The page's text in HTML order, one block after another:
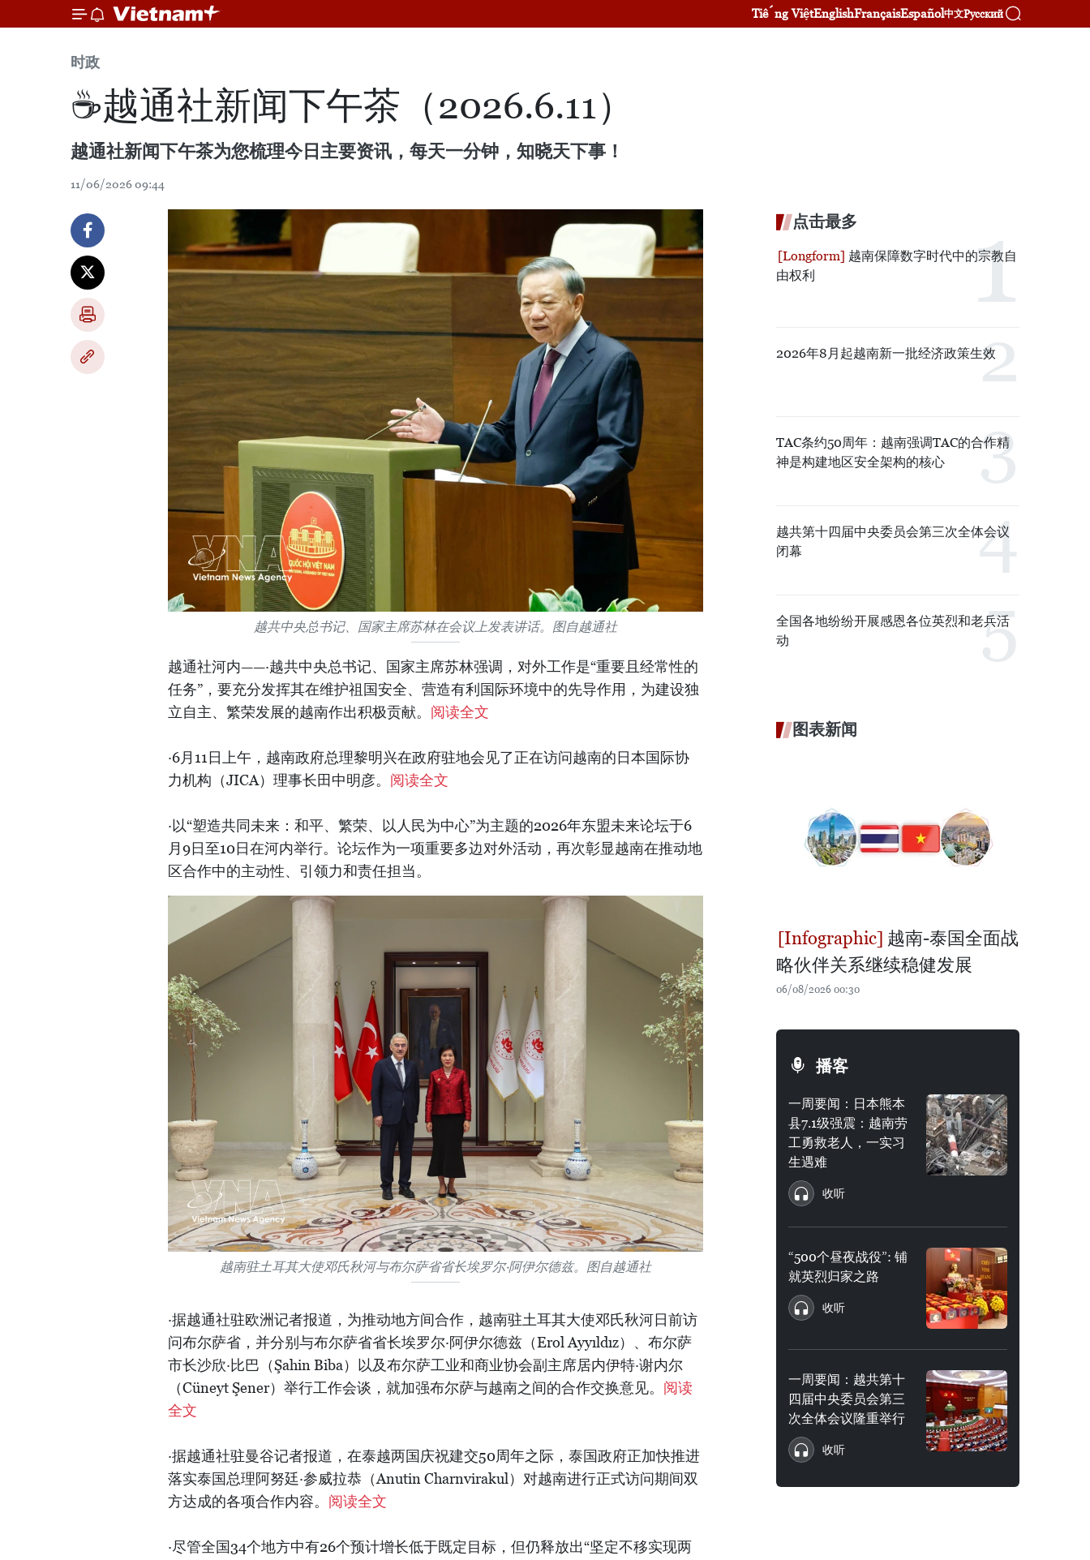
Tiếng ViệtEnglishFrançaisEspañol中文Русский
时政
☕️越通社新闻下午茶（2026.6.11）
越通社新闻下午茶为您梳理今日主要资讯，每天一分钟，知晓天下事！
11/06/2026 09:44
越共中央总书记、国家主席苏林在会议上发表讲话。图自越通社
越通社河内——·越共中央总书记、国家主席苏林强调，对外工作是“重要且经常性的
任务”，要充分发挥其在维护祖国安全、营造有利国际环境中的先导作用，为建设独
立自主、繁荣发展的越南作出积极贡献。 阅读全文
·6月11日上午，越南政府总理黎明兴在政府驻地会见了正在访问越南的日本国际协
力机构（JICA）理事长田中明彦。 阅读全文
·以“塑造共同未来：和平、繁荣、以人民为中心”为主题的2026年东盟未来论坛于6
月9日至10日在河内举行。论坛作为一项重要多边对外活动，再次彰显越南在推动地
区合作中的主动性、引领力和责任担当。
越南驻土耳其大使邓氏秋河与布尔萨省省长埃罗尔·阿伊尔德兹。图自越通社
·据越通社驻欧洲记者报道，为推动地方间合作，越南驻土耳其大使邓氏秋河日前访
问布尔萨省，并分别与布尔萨省省长埃罗尔·阿伊尔德兹（Erol Ayyıldız）、布尔萨
市长沙欣·比巴（Şahin Biba）以及布尔萨工业和商业协会副主席居内伊特·谢内尔
（Cüneyt Şener）举行工作会谈，就加强布尔萨与越南之间的合作交换意见。 阅读
全文
·据越通社驻曼谷记者报道，在泰越两国庆祝建交50周年之际，泰国政府正加快推进
落实泰国总理阿努廷·参威拉恭（Anutin Charnvirakul）对越南进行正式访问期间双
方达成的各项合作内容。 阅读全文
·尽管全国34个地方中有26个预计增长低于既定目标，但仍释放出“坚定不移实现两
点击最多
越南保障数字时代中的宗教自
由权利
2026年8月起越南新一批经济政策生效
TAC条约50周年：越南强调TAC的合作精
神是构建地区安全架构的核心
越共第十四届中央委员会第三次全体会议
闭幕
全国各地纷纷开展感恩各位英烈和老兵活
动
图表新闻
越南-泰国全面战
略伙伴关系继续稳健发展
06/08/2026 00:30
播客
一周要闻：日本熊本
县7.1级强震：越南劳
工勇救老人，一实习
生遇难
收听
“500个昼夜战役”: 铺
就英烈归家之路
收听
一周要闻：越共第十
四届中央委员会第三
次全体会议隆重举行
收听